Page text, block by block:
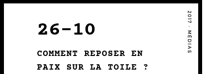
26-10
COMMENT REPOSER EN
PAIX SUR LA TOILE ?
2017 • MÉDIAS